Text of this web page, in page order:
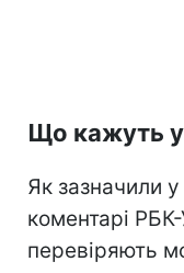
Що кажуть
Як зазначили
коментарі РБК-
перевіряють